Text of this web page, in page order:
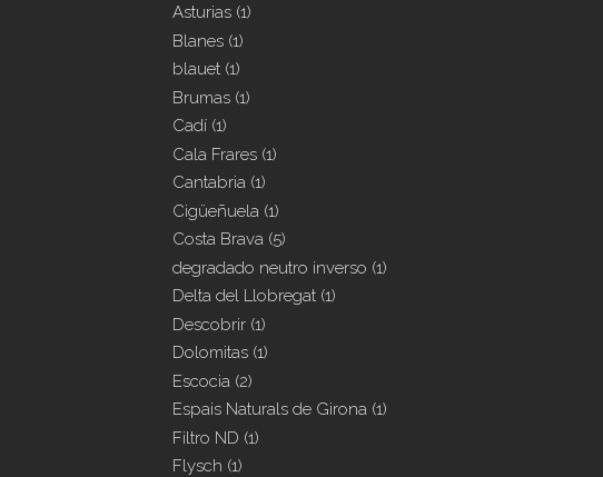
Asturias (1)
Blanes (1)
blauet (1)
Brumas (1)
Cadí (1)
Cala Frares (1)
Cantabria (1)
Cigüeñuela (1)
Costa Brava (5)
degradado neutro inverso (1)
Delta del Llobregat (1)
Descobrir (1)
Dolomitas (1)
Escocia (2)
Espais Naturals de Girona (1)
Filtro ND (1)
Flysch (1)